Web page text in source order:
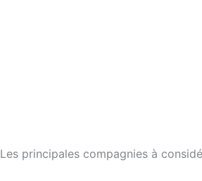
Les principales compagnies à